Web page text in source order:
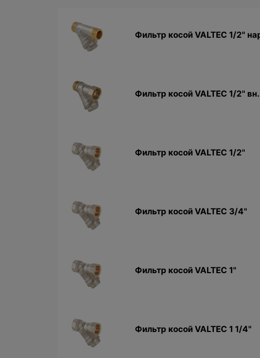
Фильтр косой VALTEC 1/2"
Фильтр косой VALTEC 1/2"
Фильтр косой VALTEC 1/2"
Фильтр косой VALTEC 3/4"
Фильтр косой VALTEC 1"
Фильтр косой VALTEC 1 1/4"